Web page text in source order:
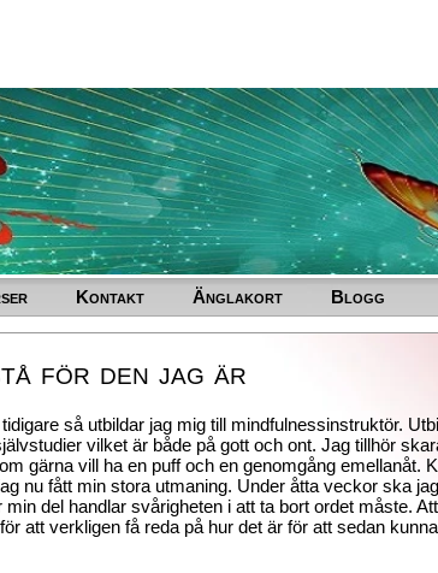
Kontakt Änglakort Blogg
för den jag är
så utbildar jag mig till mindfulnessinstruktör.
vilket är både på gott och ont. Jag tillhör
gärna vill ha en puff och en genomgång emellanåt.
nu fått min stora utmaning. Under åtta veckor ska
del handlar svårigheten i att ta bort ordet måste.
att verkligen få reda på hur det är för att sedan